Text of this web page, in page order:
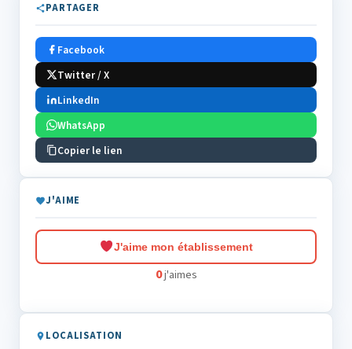
PARTAGER
Facebook
Twitter / X
LinkedIn
WhatsApp
Copier le lien
J'AIME
J'aime mon établissement
0j'aimes
LOCALISATION